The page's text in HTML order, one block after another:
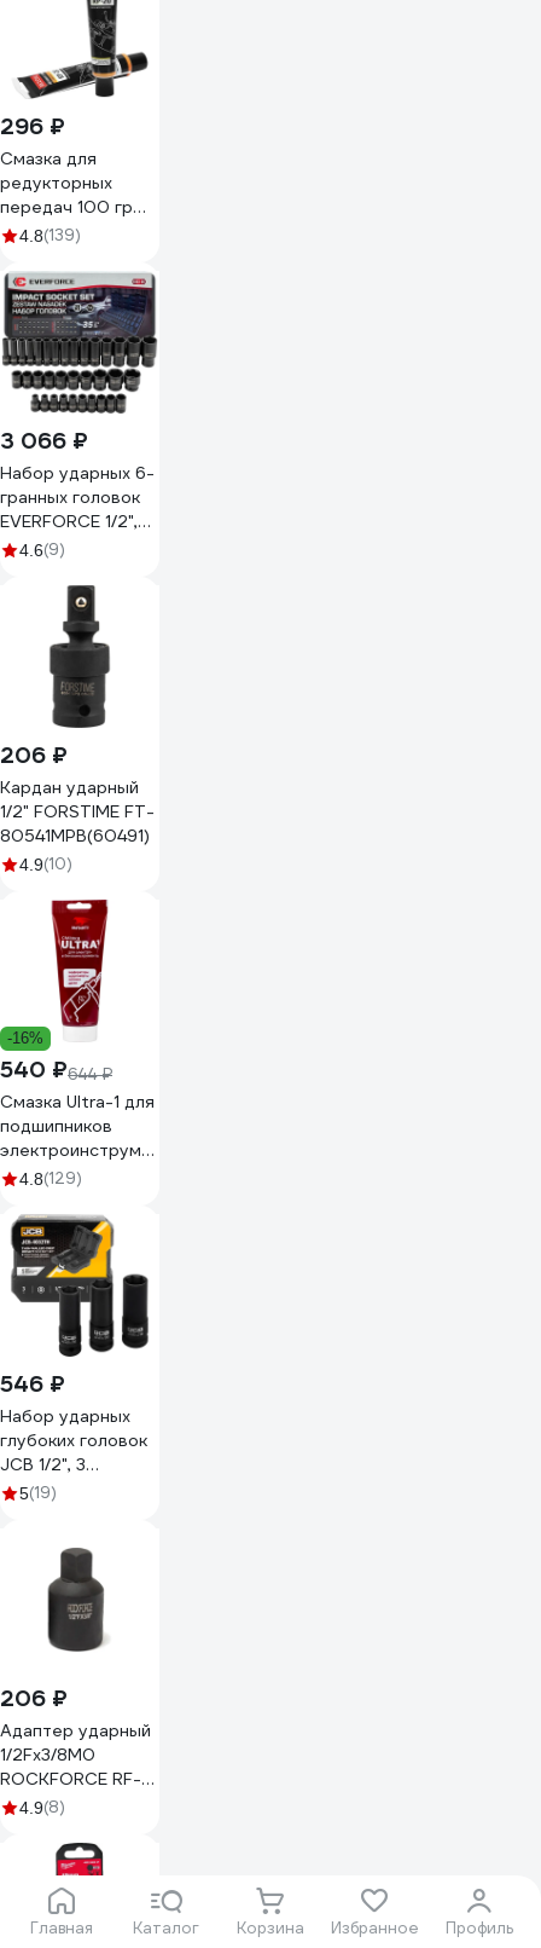
Главная Каталог Корзина Избранное Профиль
296 ₽
Смазка для
редукторных
передач 100 гр
REZOIL
4.8(139)
3 066 ₽
Набор ударных 6-
гранных головок
EVERFORCE 1/2",
35 предметов EF-
4.6(9)
206 ₽
Кардан ударный
1/2" FORSTIME FT-
80541MPB(60491)
4.9(10)
-16%
540 ₽644 ₽
Смазка Ultra-1 для
подшипников
электроинструмента
200 г туба
4.8(129)
546 ₽
Набор ударных
глубоких головок
JCB 1/2", 3
предмета JCB-
5(19)
206 ₽
Адаптер ударный
1/2Fх3/8M0
ROCKFORCE RF-
80943MPB(28184)
4.9(8)